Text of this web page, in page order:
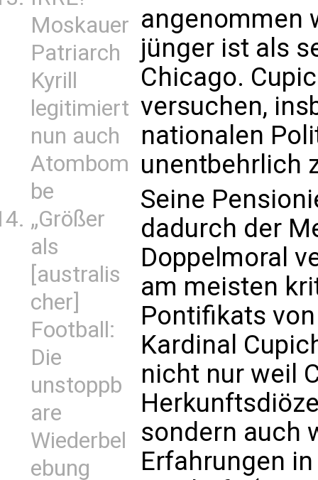
Moskauer
Patriarch
Kyrill
legitimiert
nun auch
Atombom
be
„Größer
als
[australis
cher]
Football:
Die
unstoppb
are
Wiederbel
ebung
angenommen
jünger ist als
Chicago.
versuchen,
nationalen
unentbehrlich
Seine
dadurch der
Doppelmoral
am meisten
Pontifikats
Kardinal
nicht nur weil
sondern auch
Erfahrungen